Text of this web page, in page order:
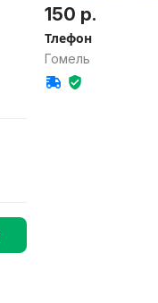
150 р.
Тлефон
Гомель